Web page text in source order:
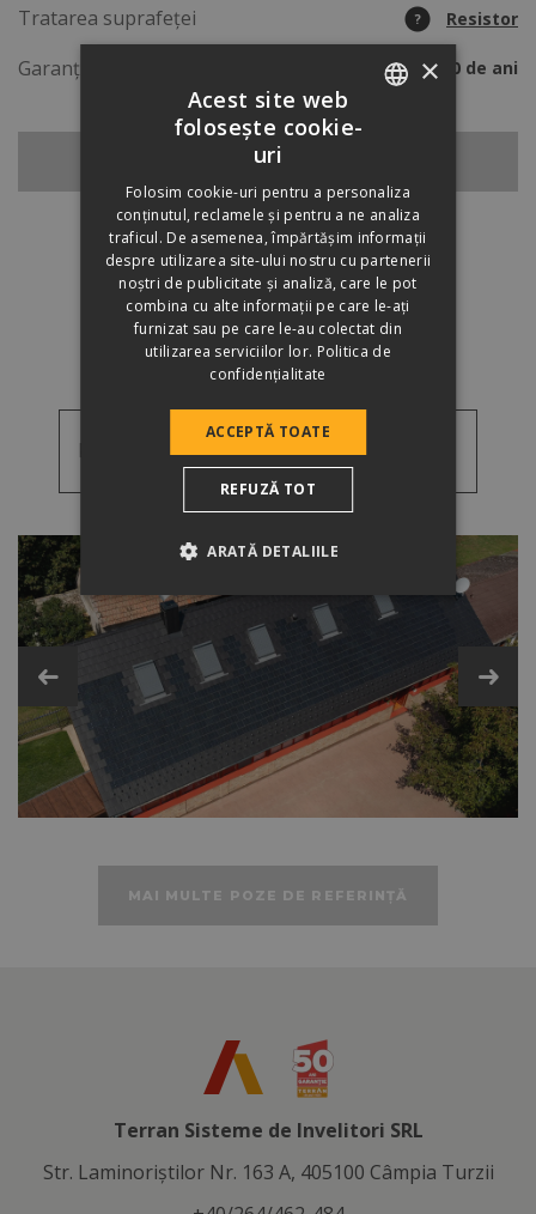
Tratarea suprafeței ? Resistor
Garanție 50 de ani
ÎNAPOI LA ȚIGLA DE BAZĂ
DE UNDE CUMPĂR?
Poze de referință
Videoclipuri
Țigle speciale
Accesorii de sistem
Specificații tehnice
de
referință
MAI MULTE POZE DE REFERINȚĂ
Terran Sisteme de Invelitori SRL
Str. Laminoriştilor Nr. 163 A, 405100 Câmpia Turzii
ROMANIAN
×
Acest site web
folosește cookie-
uri
Folosim cookie-uri pentru a personaliza
conținutul, reclamele și pentru a ne analiza
traficul. De asemenea, împărtășim informații
despre utilizarea site-ului nostru cu partenerii
noștri de publicitate și analiză, care le pot
combina cu alte informații pe care le-ați
furnizat sau pe care le-au colectat din
utilizarea serviciilor lor. Politica de
confidențialitate
ACCEPTĂ TOATE
REFUZĂ TOT
ARATĂ DETALIILE